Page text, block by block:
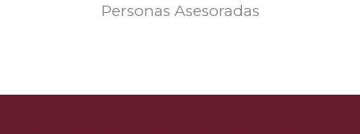
Personas Asesoradas